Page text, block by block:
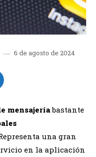
6 de agosto de 2024
mensajeríabastante
una gran
en la aplicación